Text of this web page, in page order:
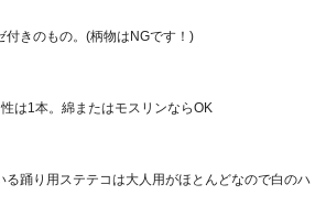
付きのもの。(柄物はNGです！)
は1本。綿またはモスリンならOK
る踊り用ステテコは大人用がほとんどなので白のハ